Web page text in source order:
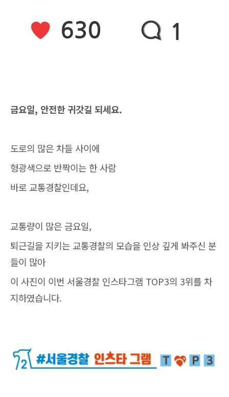
금요일, 안전한 귀갓길 되세요.
도로의 많은 차들 사이에
형광색으로 반짝이는 한 사람
바로 교통경찰인데요,
교통량이 많은 금요일,
퇴근길을 지키는 교통경찰의 모습을 인상 깊게 봐주신 분
들이 많아
이 사진이 이번 서울경찰 인스타그램 TOP3의 3위를 차
지하였습니다.